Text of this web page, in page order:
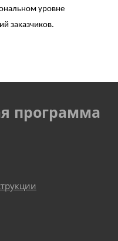
уровне
заказчиков.
программа